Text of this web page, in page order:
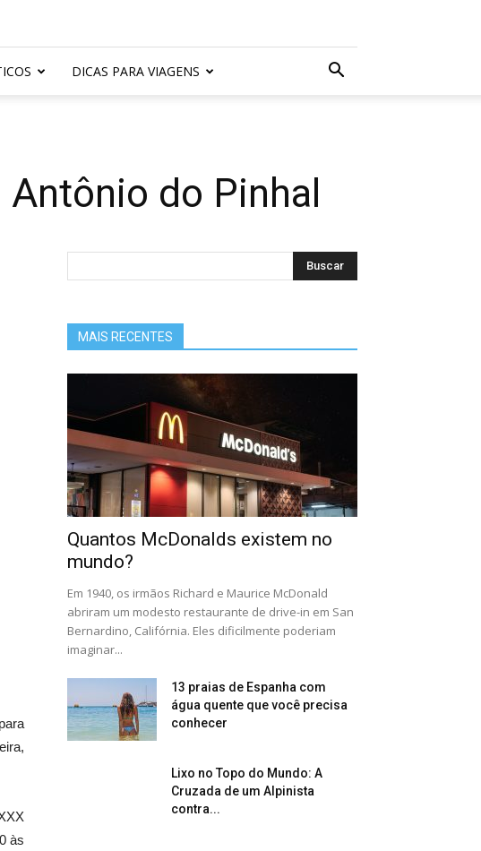
DICAS PARA VIAGENS
do Pinhal
às
MAIS RECENTES
Quantos McDonalds existem no
mundo?
Em 1940, os irmãos Richard e Maurice McDonald
abriram um modesto restaurante de drive-in em San
Bernardino, Califórnia. Eles dificilmente poderiam
imaginar...
13 praias de Espanha com
água quente que você precisa
conhecer
Lixo no Topo do Mundo: A
Cruzada de um Alpinista
contra...